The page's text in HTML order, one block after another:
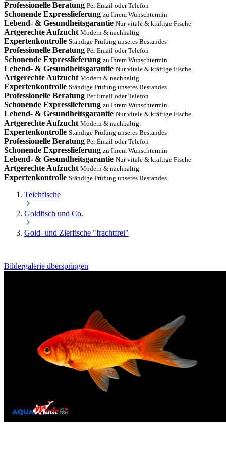
Professionelle Beratung Per Email oder Telefon
Schonende Expresslieferung zu Ihrem Wunschtermin
Lebend- & Gesundheitsgarantie Nur vitale & kräftige Fische
Artgerechte Aufzucht Modern & nachhaltig
Expertenkontrolle Ständige Prüfung unseres Bestandes
Professionelle Beratung Per Email oder Telefon
Schonende Expresslieferung zu Ihrem Wunschtermin
Lebend- & Gesundheitsgarantie Nur vitale & kräftige Fische
Artgerechte Aufzucht Modern & nachhaltig
Expertenkontrolle Ständige Prüfung unseres Bestandes
Professionelle Beratung Per Email oder Telefon
Schonende Expresslieferung zu Ihrem Wunschtermin
Lebend- & Gesundheitsgarantie Nur vitale & kräftige Fische
Artgerechte Aufzucht Modern & nachhaltig
Expertenkontrolle Ständige Prüfung unseres Bestandes
Professionelle Beratung Per Email oder Telefon
Schonende Expresslieferung zu Ihrem Wunschtermin
Lebend- & Gesundheitsgarantie Nur vitale & kräftige Fische
Artgerechte Aufzucht Modern & nachhaltig
Expertenkontrolle Ständige Prüfung unseres Bestandes
Teichfische
Goldfisch und Co.
Gold- und Zierfische "frachtfrei"
Bildergalerie überspringen